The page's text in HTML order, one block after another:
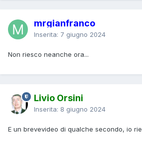
mrgianfranco
Inserita: 7 giugno 2024
Non riesco neanche ora...
Livio Orsini
Inserita: 8 giugno 2024
E un brevevideo di qualche secondo, io